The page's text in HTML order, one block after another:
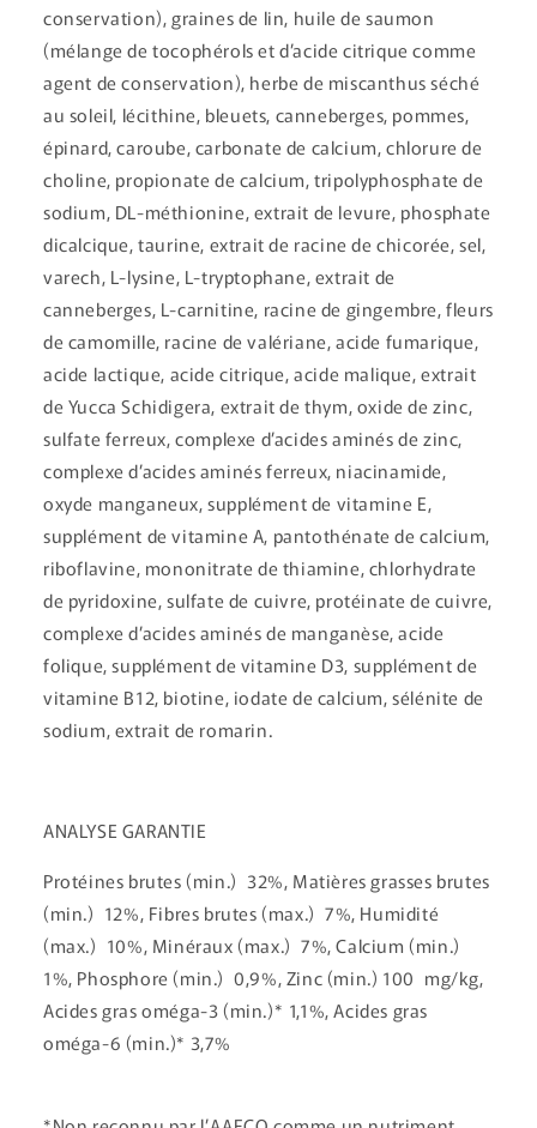
conservation), graines de lin, huile de saumon
(mélange de tocophérols et d’acide citrique comme
agent de conservation), herbe de miscanthus séché
au soleil, lécithine, bleuets, canneberges, pommes,
épinard, caroube, carbonate de calcium, chlorure de
choline, propionate de calcium, tripolyphosphate de
sodium, DL-méthionine, extrait de levure, phosphate
dicalcique, taurine, extrait de racine de chicorée, sel,
varech, L-lysine, L-tryptophane, extrait de
canneberges, L-carnitine, racine de gingembre, fleurs
de camomille, racine de valériane, acide fumarique,
acide lactique, acide citrique, acide malique, extrait
de Yucca Schidigera, extrait de thym, oxide de zinc,
sulfate ferreux, complexe d’acides aminés de zinc,
complexe d’acides aminés ferreux, niacinamide,
oxyde manganeux, supplément de vitamine E,
supplément de vitamine A, pantothénate de calcium,
riboflavine, mononitrate de thiamine, chlorhydrate
de pyridoxine, sulfate de cuivre, protéinate de cuivre,
complexe d’acides aminés de manganèse, acide
folique, supplément de vitamine D3, supplément de
vitamine B12, biotine, iodate de calcium, sélénite de
sodium, extrait de romarin.
ANALYSE GARANTIE
Protéines brutes (min.) 32%, Matières grasses brutes
(min.) 12%, Fibres brutes (max.) 7%, Humidité
(max.) 10%, Minéraux (max.) 7%, Calcium (min.)
1%, Phosphore (min.) 0,9%, Zinc (min.) 100 mg/kg,
Acides gras oméga-3 (min.)* 1,1%, Acides gras
oméga-6 (min.)* 3,7%